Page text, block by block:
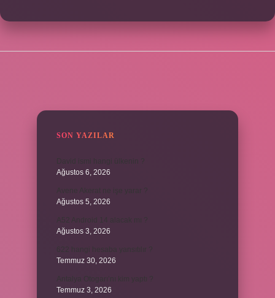
SON YAZILAR
Ağustos 6, 2026
Ağustos 5, 2026
Ağustos 3, 2026
Temmuz 30, 2026
Temmuz 3, 2026